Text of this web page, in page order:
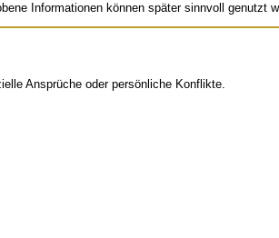
Informationen können später sinnvoll genutzt
Ansprüche oder persönliche Konflikte.